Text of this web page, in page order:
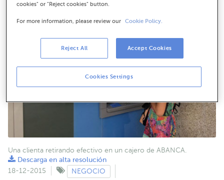
Una clienta retirando efectivo en un cajero de ABANCA.
Descarga en alta resolución
18-12-2015
NEGOCIO
cookies" or "Reject cookies" button.
For more information, please review our Cookie Policy.
Cookies Settings
Reject All Accept Cookies